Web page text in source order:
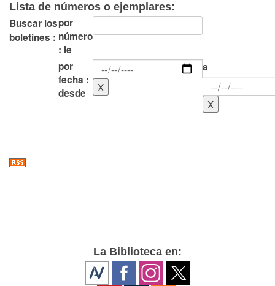
Lista de números o ejemplares:
Buscar los
boletines :
por
número
: le
por
fecha :
desde
a
La Biblioteca en: